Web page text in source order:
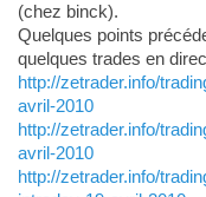
(chez binck).
Quelques points
quelques trades en
http://zetrader.info/
avril-2010
http://zetrader.info/
avril-2010
http://zetrader.info/